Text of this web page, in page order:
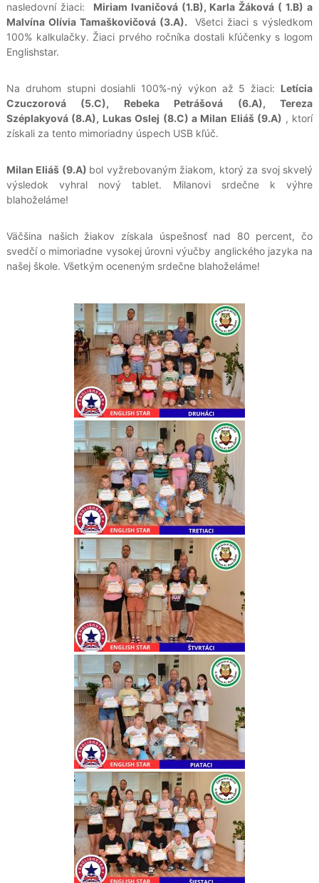
nasledovní žiaci: Miriam Ivaničová (1.B), Karla Žáková ( 1.B) a
Malvína Olívia Tamaškovičová (3.A). Všetci žiaci s výsledkom
100% kalkulačky. Žiaci prvého ročníka dostali kľúčenky s logom
Englishstar.
Na druhom stupni dosiahli 100%-ný výkon až 5 žiaci: Letícia
Czuczorová (5.C), Rebeka Petrášová (6.A), Tereza
Széplakyová (8.A), Lukas Oslej (8.C) a Milan Eliáš (9.A) , ktorí
získali za tento mimoriadny úspech USB kľúč.
Milan Eliáš (9.A) bol vyžrebovaným žiakom, ktorý za svoj skvelý
výsledok vyhral nový tablet. Milanovi srdečne k výhre
blahoželáme!
Väčšina našich žiakov získala úspešnosť nad 80 percent, čo
svedčí o mimoriadne vysokej úrovni výučby anglického jazyka na
našej škole. Všetkým oceneným srdečne blahoželáme!